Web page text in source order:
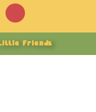
J
i
-
y
o
u
Friends